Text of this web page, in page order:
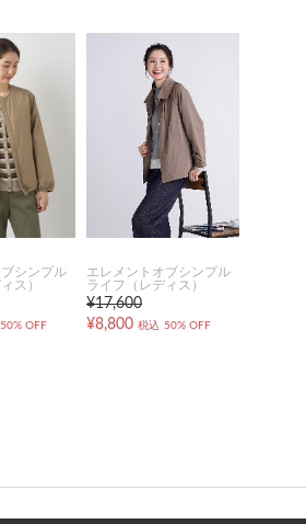
シンプル
ス）
50% OFF
エレメントオブシンプル
ライフ（レディス）
¥17,600
¥8,800 税込 50% OFF